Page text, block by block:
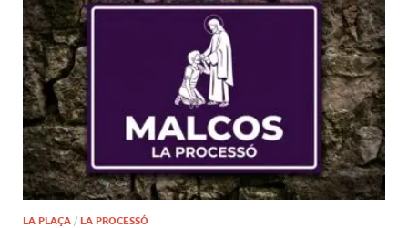
LA PLAÇA / LA PROCESSÓ